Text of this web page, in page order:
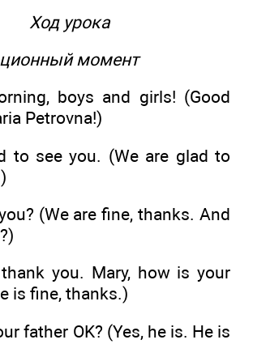
Ход урока
момент
boys and girls! (Good
Petrovna!)
to see you. (We are glad to
(We are fine, thanks. And
you. Mary, how is your
is fine, thanks.)
father OK? (Yes, he is. He is